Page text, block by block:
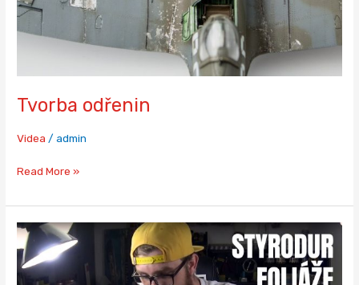
Tvorba odřenin
Videa /admin
Read More »
Styrodur,
foliáže,
pasty